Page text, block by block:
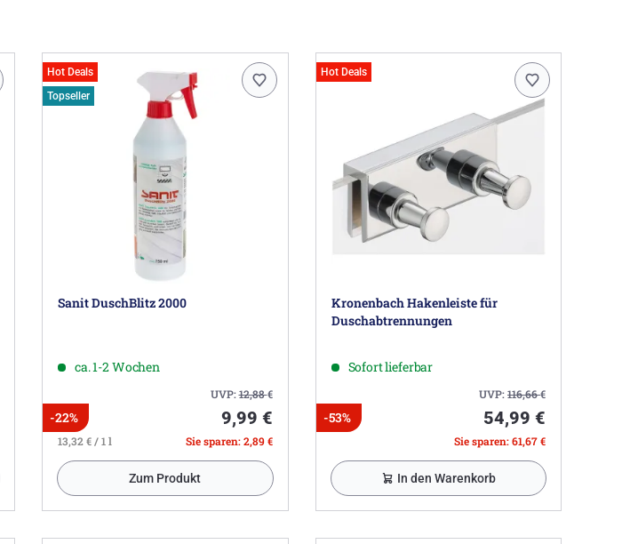
Hot Deals
Topseller
Sanit DuschBlitz 2000
ca. 1-2 Wochen
UVP:12,88€
-22% 9,99 €
13,32 € / 1 l Sie sparen: 2,89 €
Zum Produkt
Hot Deals
Kronenbach Hakenleiste für
Duschabtrennungen
Sofort lieferbar
UVP:116,66€
-53% 54,99 €
Sie sparen: 61,67 €
In den Warenkorb